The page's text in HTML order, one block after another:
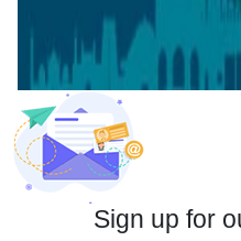
Sign up for